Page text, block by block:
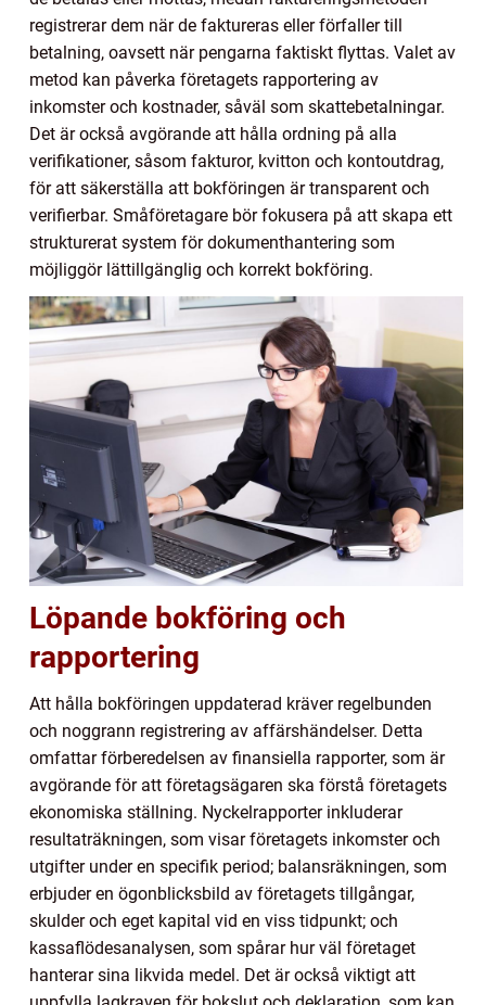
registrerar dem när de faktureras eller förfaller till
betalning, oavsett när pengarna faktiskt flyttas. Valet av
metod kan påverka företagets rapportering av
inkomster och kostnader, såväl som skattebetalningar.
Det är också avgörande att hålla ordning på alla
verifikationer, såsom fakturor, kvitton och kontoutdrag,
för att säkerställa att bokföringen är transparent och
verifierbar. Småföretagare bör fokusera på att skapa ett
strukturerat system för dokumenthantering som
möjliggör lättillgänglig och korrekt bokföring.
Löpande bokföring och
rapportering
Att hålla bokföringen uppdaterad kräver regelbunden
och noggrann registrering av affärshändelser. Detta
omfattar förberedelsen av finansiella rapporter, som är
avgörande för att företagsägaren ska förstå företagets
ekonomiska ställning. Nyckelrapporter inkluderar
resultaträkningen, som visar företagets inkomster och
utgifter under en specifik period; balansräkningen, som
erbjuder en ögonblicksbild av företagets tillgångar,
skulder och eget kapital vid en viss tidpunkt; och
kassaflödesanalysen, som spårar hur väl företaget
hanterar sina likvida medel. Det är också viktigt att